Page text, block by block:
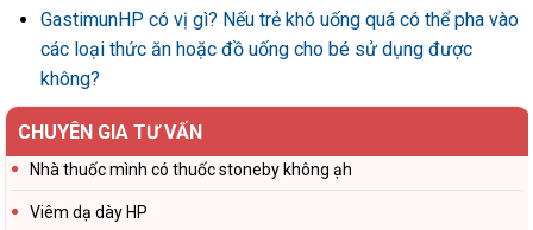
GastimunHP có vị gì? Nếu trẻ khó uống quá có thể pha vào
các loại thức ăn hoặc đồ uống cho bé sử dụng được
không?
CHUYÊN GIA TƯ VẤN
Nhà thuốc mình có thuốc stoneby không ạh
Viêm dạ dày HP